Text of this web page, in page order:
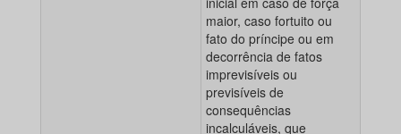
maior, caso fortuito ou
fato do príncipe ou em
decorrência de fatos
imprevisíveis ou
previsíveis de
consequências
incalculáveis, que